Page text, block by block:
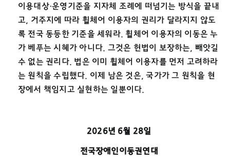
이용대상·운영기준을 지자체 조례에 떠넘기는 방식을 끝내
고, 거주지에 따라 휠체어 이용자의 권리가 달라지지 않도
록 전국 동등한 기준을 세워라. 휠체어 이용자의 이동은 누
가 베푸는 시혜가 아니다. 그것은 헌법이 보장하는, 빼앗길
수 없는 권리다. 법은 이미 휠체어 이용자를 먼저 고려하라
는 원칙을 수립했다. 이제 남은 것은, 국가가 그 원칙을 현
장에서 책임지고 실현하는 일뿐이다.
2026년 6월 28일
전국장애인이동권연대